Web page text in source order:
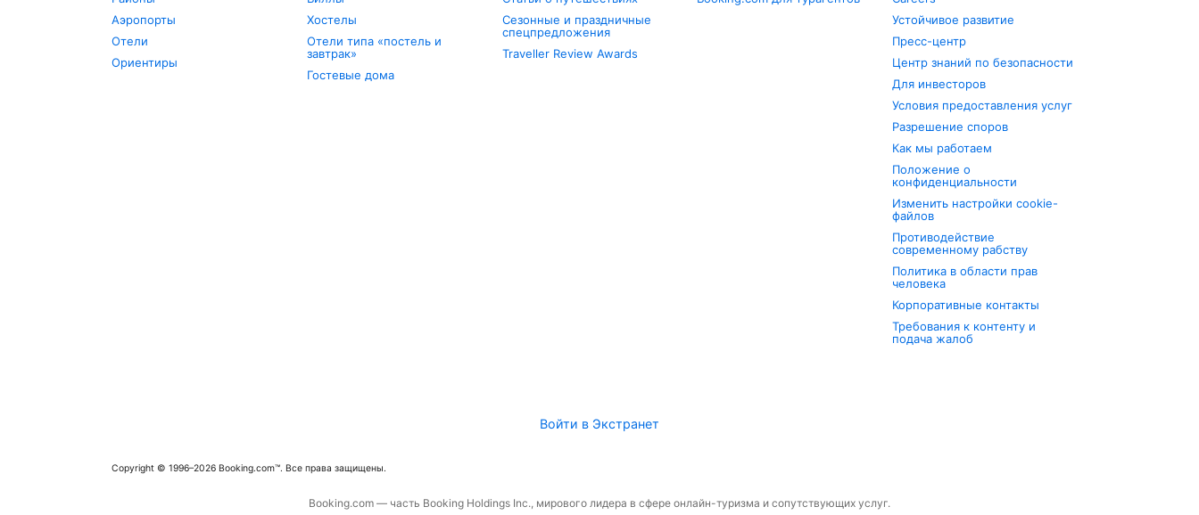
Аэропорты
Отели
Ориентиры
Хостелы
Отели типа «постель и
завтрак»
Гостевые дома
Сезонные и праздничные
спецпредложения
Traveller Review Awards
Устойчивое развитие
Пресс-центр
Центр знаний по безопасности
Для инвесторов
Условия предоставления услуг
Разрешение споров
Как мы работаем
Положение о
конфиденциальности
Изменить настройки cookie-
файлов
Противодействие
современному рабству
Политика в области прав
человека
Корпоративные контакты
Требования к контенту и
подача жалоб
Войти в Экстранет
Copyright © 1996–2026 Booking.com™. Все права защищены.
Booking.com — часть Booking Holdings Inc., мирового лидера в сфере онлайн-туризма и сопутствующих услуг.